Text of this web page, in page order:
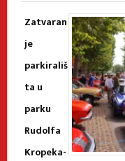
Zatvaran
je
parkirališ
ta u
parku
Rudolfa
Kropeka-